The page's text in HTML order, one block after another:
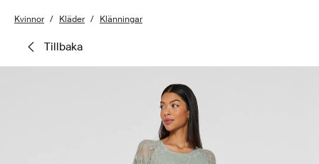
Kvinnor Kläder Klänningar
tillbaka